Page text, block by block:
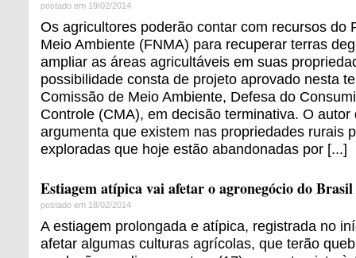
postado em 19/02/2014
Os agricultores poderão contar com recursos do
Meio Ambiente (FNMA) para recuperar terras
ampliar as áreas agricultáveis em suas
possibilidade consta de projeto aprovado nesta
Comissão de Meio Ambiente, Defesa do
Controle (CMA), em decisão terminativa. O autor
argumenta que existem nas propriedades rurais
exploradas que hoje estão abandonadas por [...]
Estiagem atípica vai afetar o agronegócio do Brasil
postado em 18/02/2014
A estiagem prolongada e atípica, registrada no
afetar algumas culturas agrícolas, que terão